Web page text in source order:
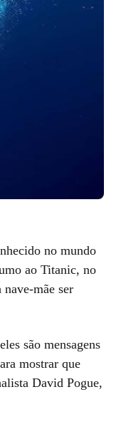
no mundo
ao Titanic, no
mãe ser
são mensagens
mostrar que
David Pogue,